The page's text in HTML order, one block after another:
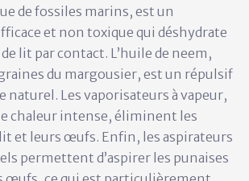
de fossiles marins, est un
et non toxique qui déshydrate
de lit par contact. L’huile de neem,
du margousier, est un répulsif
naturel. Les vaporisateurs à vapeur,
chaleur intense, éliminent les
et leurs œufs. Enfin, les aspirateurs
permettent d’aspirer les punaises